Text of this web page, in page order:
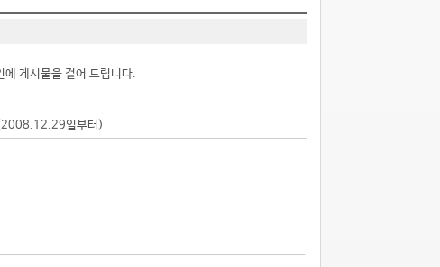
게시물을 걸어 드립니다.
일부터)